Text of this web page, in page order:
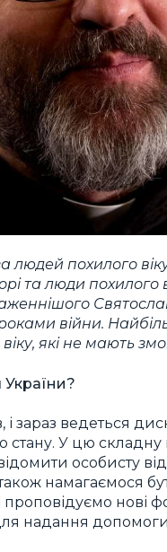
похилого
та люди похилого
війни.
які не мають
і зараз ведеться
стану. У цю
особисту
намагаємося
нові
надання допомоги